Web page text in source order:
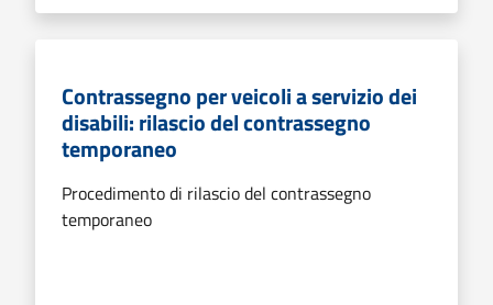
Contrassegno per veicoli a servizio dei
disabili: rilascio del contrassegno
temporaneo
Procedimento di rilascio del contrassegno
temporaneo